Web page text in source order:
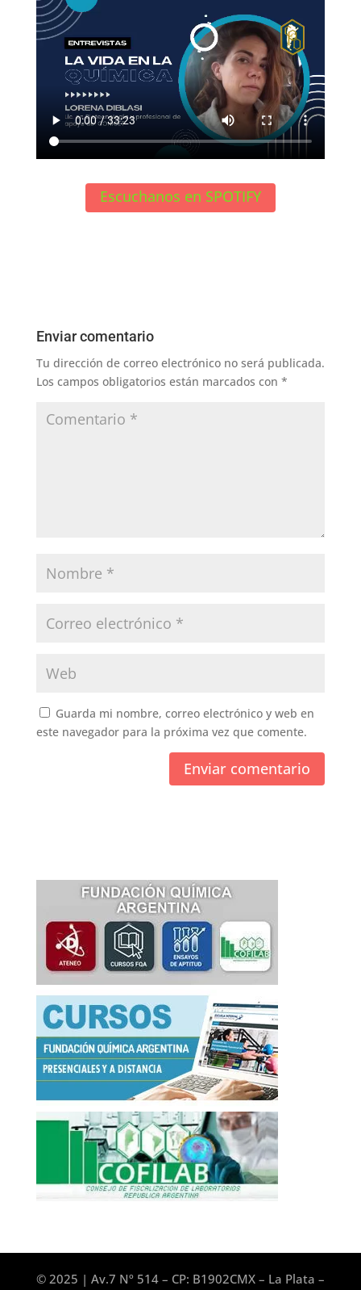
Escuchanos en SPOTIFY
Enviar comentario
Tu dirección de correo electrónico no será publicada.
Los campos obligatorios están marcados con *
Guarda mi nombre, correo electrónico y web en
este navegador para la próxima vez que comente.
© 2025 | Av.7 Nº 514 – CP: B1902CMX – La Plata –